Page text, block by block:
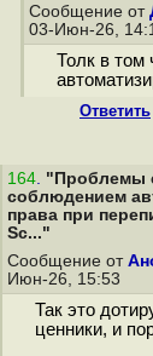
Сообщение от
03-Июн-26,
Толк в том
Ответить
164. "Проблемы
соблюдением
права при
Sc..."
Сообщение от
Июн-26, 15:53
Так это
ценники, и